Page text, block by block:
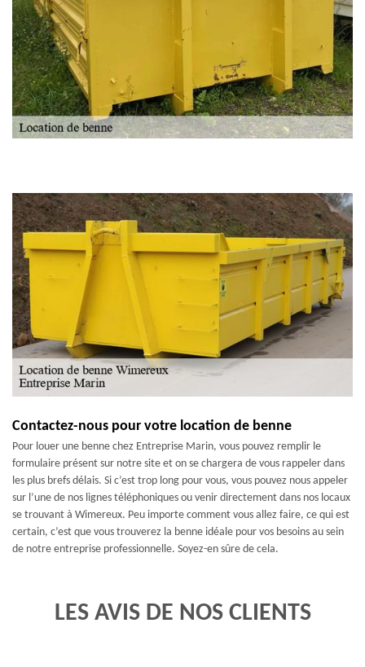
Contactez-nous pour votre location de benne
Pour louer une benne chez Entreprise Marin, vous pouvez remplir le
formulaire présent sur notre site et on se chargera de vous rappeler dans
les plus brefs délais. Si c’est trop long pour vous, vous pouvez nous appeler
sur l’une de nos lignes téléphoniques ou venir directement dans nos locaux
se trouvant à Wimereux. Peu importe comment vous allez faire, ce qui est
certain, c’est que vous trouverez la benne idéale pour vos besoins au sein
de notre entreprise professionnelle. Soyez-en sûre de cela.
LES AVIS DE NOS CLIENTS